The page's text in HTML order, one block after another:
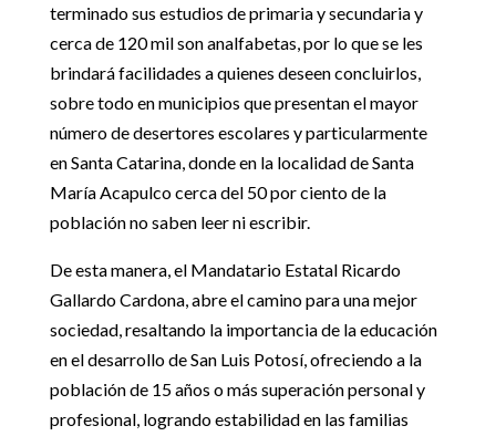
terminado sus estudios de primaria y secundaria y
cerca de 120 mil son analfabetas, por lo que se les
brindará facilidades a quienes deseen concluirlos,
sobre todo en municipios que presentan el mayor
número de desertores escolares y particularmente
en Santa Catarina, donde en la localidad de Santa
María Acapulco cerca del 50 por ciento de la
población no saben leer ni escribir.
De esta manera, el Mandatario Estatal Ricardo
Gallardo Cardona, abre el camino para una mejor
sociedad, resaltando la importancia de la educación
en el desarrollo de San Luis Potosí, ofreciendo a la
población de 15 años o más superación personal y
profesional, logrando estabilidad en las familias